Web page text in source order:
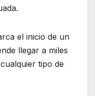
el inicio de un
llegar a miles
tipo de